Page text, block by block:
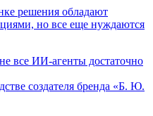
решения обладают
но все еще нуждаются
создателя бренда «Б. Ю.